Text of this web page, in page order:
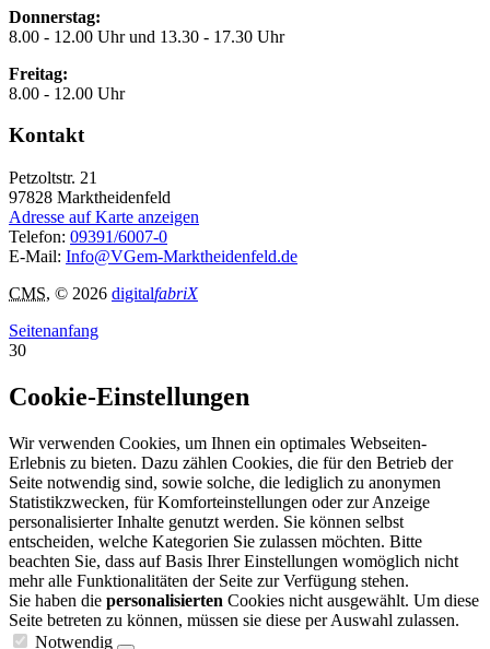
Donnerstag:
8.00 - 12.00 Uhr und 13.30 - 17.30 Uhr
Freitag:
8.00 - 12.00 Uhr
Kontakt
Petzoltstr. 21
97828 Marktheidenfeld
Adresse auf Karte anzeigen
Telefon: 09391/6007-0
E-Mail: Info@VGem-Marktheidenfeld.de
CMS, © 2026 digitalfabriX
Seitenanfang
30
Cookie-Einstellungen
Wir verwenden Cookies, um Ihnen ein optimales Webseiten-
Erlebnis zu bieten. Dazu zählen Cookies, die für den Betrieb der
Seite notwendig sind, sowie solche, die lediglich zu anonymen
Statistikzwecken, für Komforteinstellungen oder zur Anzeige
personalisierter Inhalte genutzt werden. Sie können selbst
entscheiden, welche Kategorien Sie zulassen möchten. Bitte
beachten Sie, dass auf Basis Ihrer Einstellungen womöglich nicht
mehr alle Funktionalitäten der Seite zur Verfügung stehen.
Sie haben die personalisierten Cookies nicht ausgewählt. Um diese
Seite betreten zu können, müssen sie diese per Auswahl zulassen.
Notwendig